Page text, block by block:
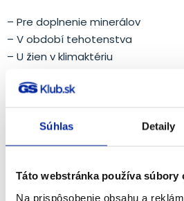
Súhlas Detaily
Táto webstránka používa súbory
Na prispôsobenie obsahu a
– Pre doplnenie minerálov
– V období tehotenstva
– U žien v klimaktériu
Odporúčané